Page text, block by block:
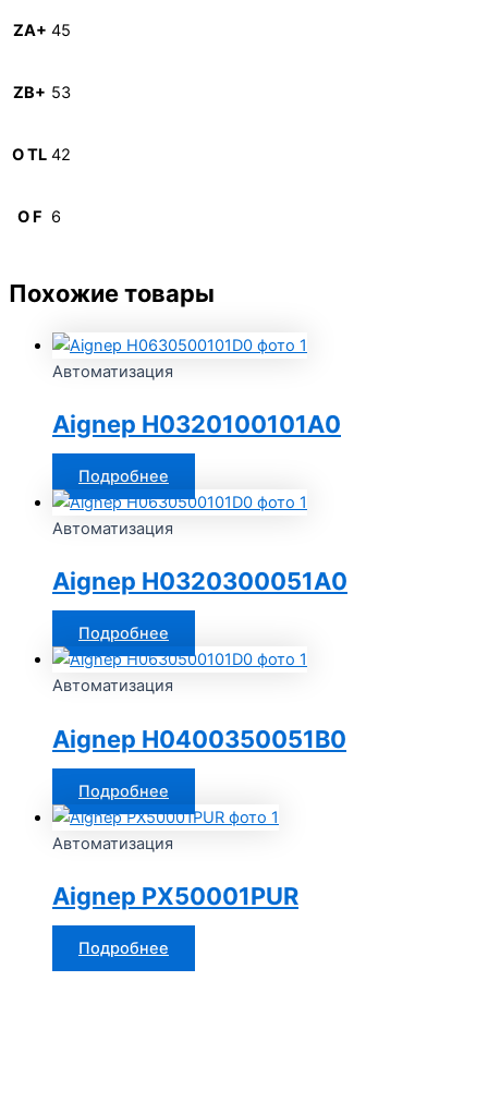
ZA+ 45
ZB+ 53
O TL 42
O F 6
Похожие товары
Автоматизация
Aignep H0320100101A0
Подробнее
Автоматизация
Aignep H0320300051A0
Подробнее
Автоматизация
Aignep H0400350051B0
Подробнее
Автоматизация
Aignep PX50001PUR
Подробнее